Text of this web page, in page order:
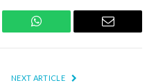
WhatsApp Email
NEXT ARTICLE